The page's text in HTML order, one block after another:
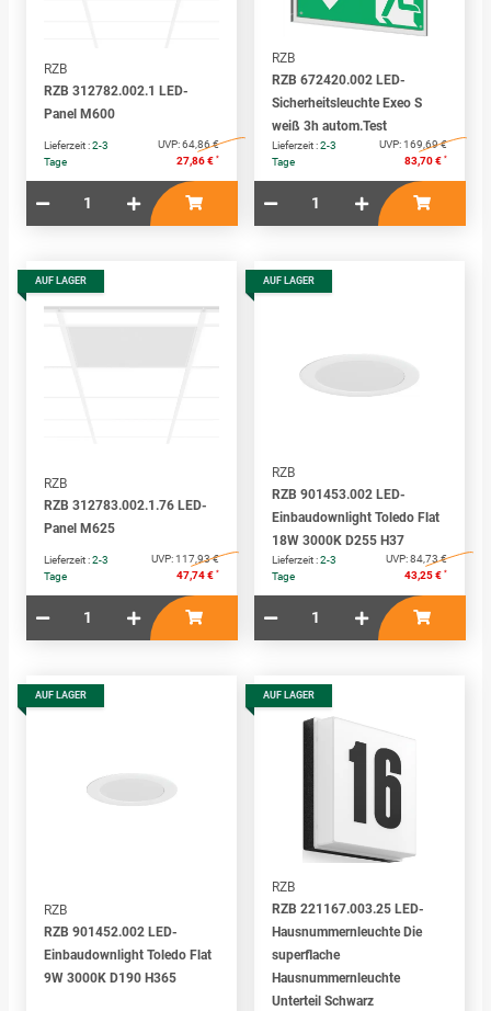
RZB
RZB 312782.002.1 LED-
Panel M600
Lieferzeit :2-3
Tage
UVP:64,86 €
27,86 € *
RZB
RZB 672420.002 LED-
Sicherheitsleuchte Exeo S
weiß 3h autom.Test
Lieferzeit :2-3
Tage
UVP:169,69 €
83,70 € *
AUF LAGER
RZB
RZB 312783.002.1.76 LED-
Panel M625
Lieferzeit :2-3
Tage
UVP:117,93 €
47,74 € *
AUF LAGER
RZB
RZB 901453.002 LED-
Einbaudownlight Toledo Flat
18W 3000K D255 H37
Lieferzeit :2-3
Tage
UVP:84,73 €
43,25 € *
AUF LAGER
RZB
RZB 901452.002 LED-
Einbaudownlight Toledo Flat
9W 3000K D190 H365
AUF LAGER
RZB
RZB 221167.003.25 LED-
Hausnummernleuchte Die
superflache
Hausnummernleuchte
Unterteil Schwarz